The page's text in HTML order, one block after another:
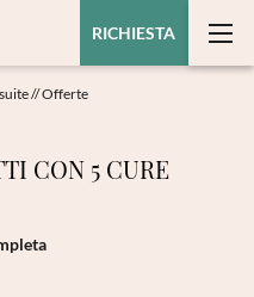
RICHIESTA
//Offerte
CON 5 CURE